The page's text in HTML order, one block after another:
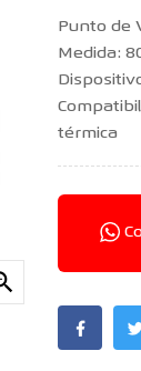
Punto de
Medida:
térmica